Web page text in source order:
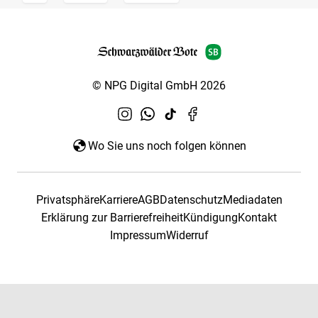
© NPG Digital GmbH 2026
Wo Sie uns noch folgen können
PrivatsphäreKarriereAGBDatenschutzMediadaten
Erklärung zur BarrierefreiheitKündigungKontakt
ImpressumWiderruf